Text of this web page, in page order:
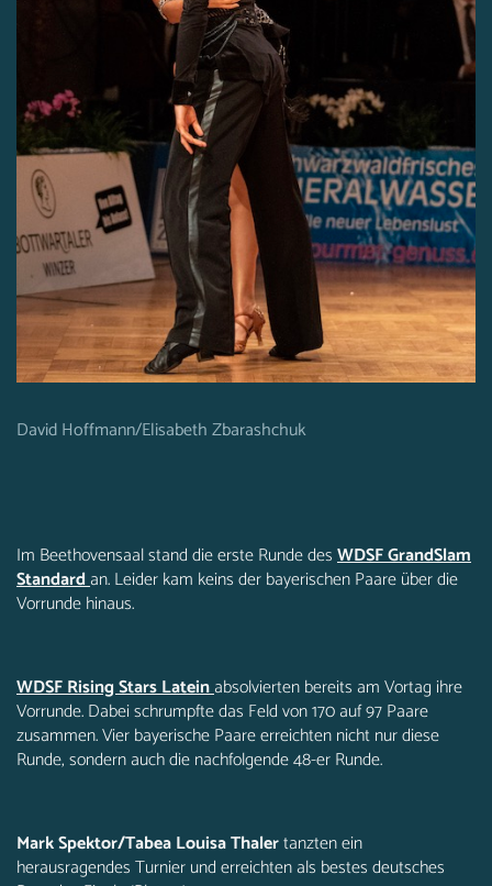
David Hoffmann/Elisabeth Zbarashchuk
Im Beethovensaal stand die erste Runde desWDSF GrandSlam
Standardan. Leider kam keins der bayerischen Paare über die
Vorrunde hinaus.
WDSF Rising Stars Lateinabsolvierten bereits am Vortag ihre
Vorrunde. Dabei schrumpfte das Feld von 170 auf 97 Paare
zusammen. Vier bayerische Paare erreichten nicht nur diese
Runde, sondern auch die nachfolgende 48-er Runde.
Mark Spektor/Tabea Louisa Thalertanzten ein
herausragendes Turnier und erreichten als bestes deutsches